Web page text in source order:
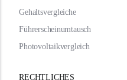
RECHTLICHES
Gehaltsvergleiche
Führerscheinumtausch
Photovoltaikvergleich